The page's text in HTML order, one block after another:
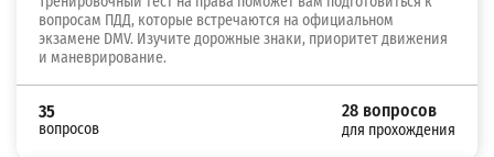
вопросам ПДД, которые встречаются на официальном
экзамене DMV. Изучите дорожные знаки, приоритет движения
и маневрирование.
35
вопросов
28 вопросов
для прохождения